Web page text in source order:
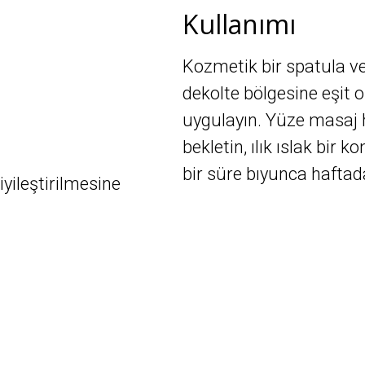
Kullanımı
Kozmetik bir spatula
dekolte bölgesine eşit
uygulayın. Yüze
bekletin, ılık ıslak bir
bir süre bıyunca